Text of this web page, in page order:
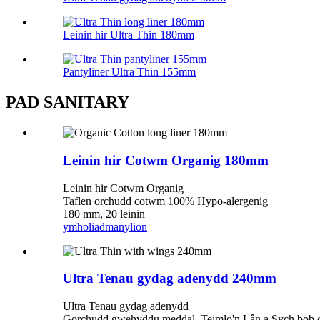
Leinin hir Ultra Thin 180mm
Pantyliner Ultra Thin 155mm
PAD SANITARY
Leinin hir Cotwm Organig 180mm
Leinin hir Cotwm Organig
Taflen orchudd cotwm 100% Hypo-alergenig
180 mm, 20 leinin
ymholiadmanylion
Ultra Tenau gydag adenydd 240mm
Ultra Tenau gydag adenydd